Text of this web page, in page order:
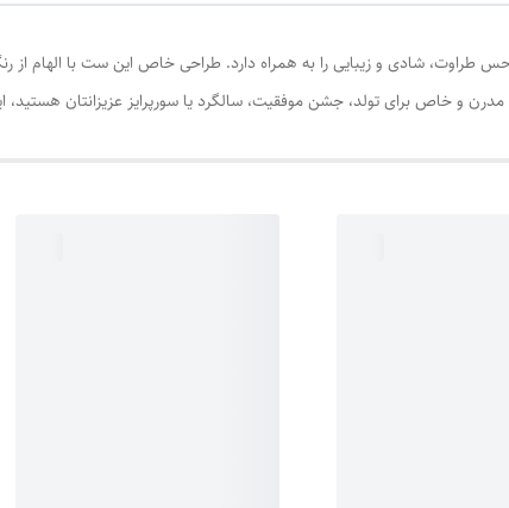
طراوت، شادی و زیبایی را به همراه دارد. طراحی خاص این ست با الهام از
و خاص برای تولد، جشن موفقیت، سالگرد یا سورپرایز عزیزانتان